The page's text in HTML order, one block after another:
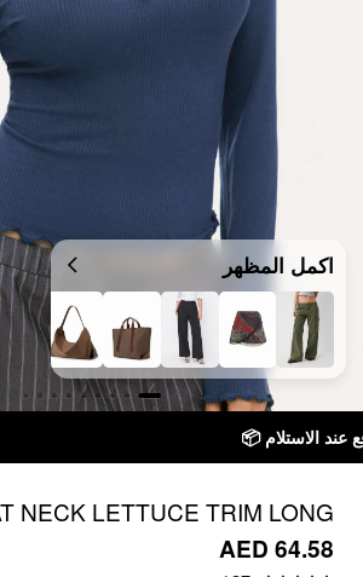
اكمل المظهر
NECK LETTUCE TRIM LONG
SLEEVE TEE
AED 64.58